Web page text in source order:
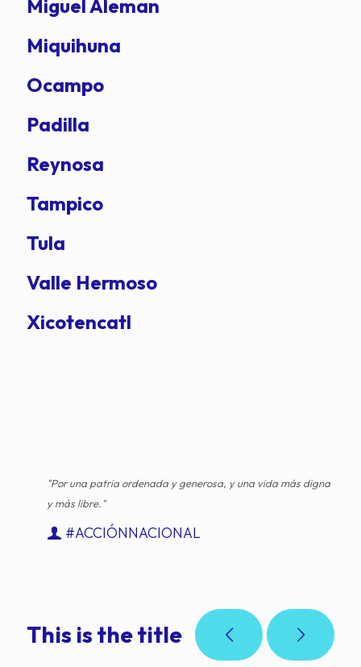
Miguel Aleman
Miquihuna
Ocampo
Padilla
Reynosa
Tampico
Tula
Valle Hermoso
Xicotencatl
"Por una patria ordenada y generosa, y una vida más digna
y más libre."
#ACCIÓNNACIONAL
This is the title